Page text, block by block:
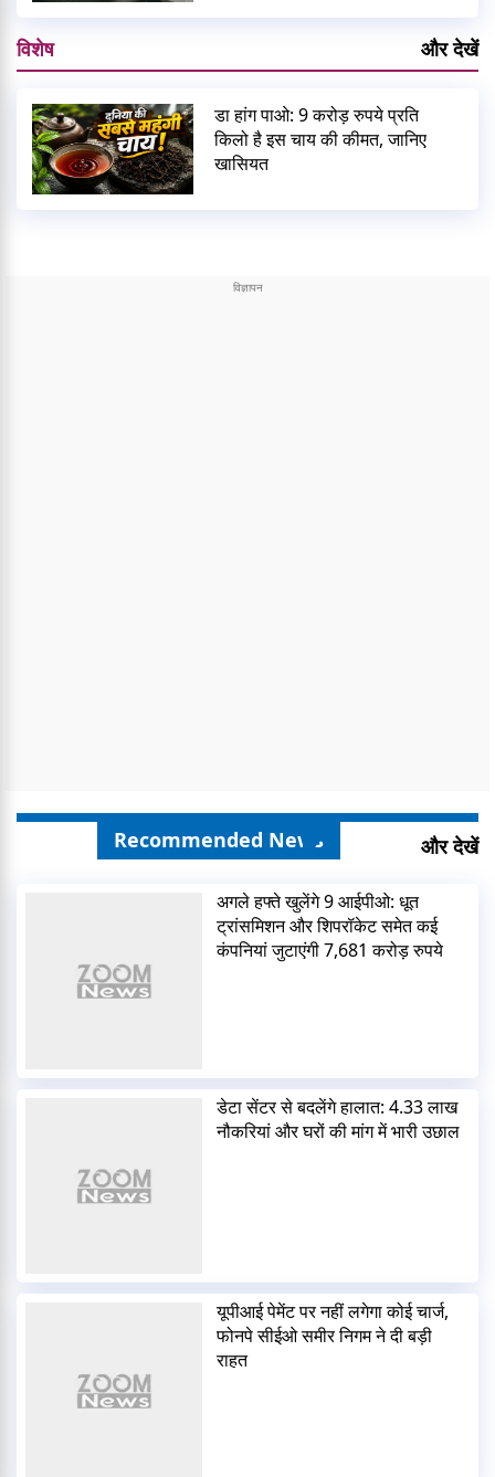
विशेष और देखें
डा हांग पाओ: 9 करोड़ रुपये प्रति
किलो है इस चाय की कीमत, जानिए
खासियत
Recommended News और देखें
अगले हफ्ते खुलेंगे 9 आईपीओ: धूत
ट्रांसमिशन और शिपरॉकेट समेत कई
कंपनियां जुटाएंगी 7,681 करोड़ रुपये
डेटा सेंटर से बदलेंगे हालात: 4.33 लाख
नौकरियां और घरों की मांग में भारी उछाल
यूपीआई पेमेंट पर नहीं लगेगा कोई चार्ज,
फोनपे सीईओ समीर निगम ने दी बड़ी
राहत